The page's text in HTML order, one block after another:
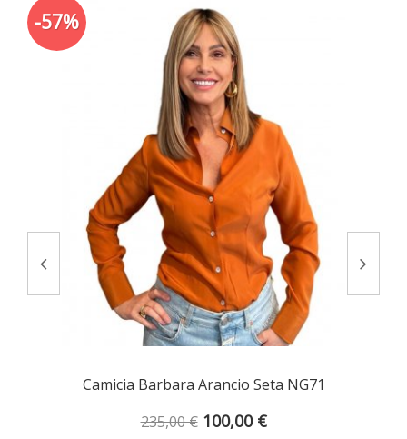
-57%
Camicia Barbara Arancio Seta NG71
235,00 € 100,00 €